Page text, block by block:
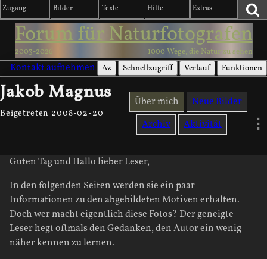
Zugang Bilder Texte Hilfe Extras
Forum für Naturfotografen
2003-2026 1000 Wege, die Natur zu sehen
Kontakt aufnehmen Az Schnellzugriff Verlauf Funktionen
Jakob Magnus
Beigetreten 2008-02-20
Über mich
Neue Bilder
Archiv
Aktivität
Guten Tag und Hallo lieber Leser,
In den folgenden Seiten werden sie ein paar
Informationen zu den abgebildeten Motiven erhalten.
Doch wer macht eigentlich diese Fotos? Der geneigte
Leser hegt oftmals den Gedanken, den Autor ein wenig
näher kennen zu lernen.